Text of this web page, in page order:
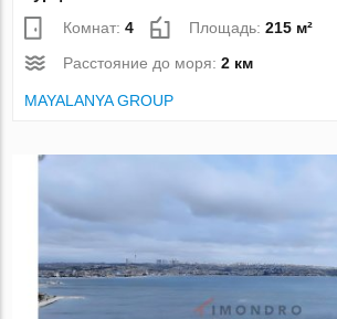
Комнат:4 Площадь:215 м²
Расстояние до моря:2 км
MAYALANYA GROUP